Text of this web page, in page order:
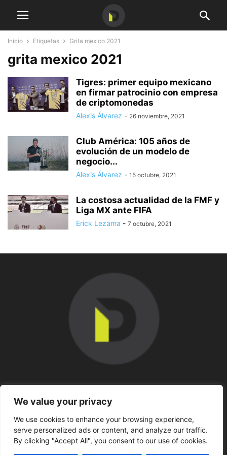
We value your privacy
We use cookies to enhance your browsing experience,
serve personalized ads or content, and analyze our traffic.
By clicking "Accept All", you consent to our use of cookies.
Inicio Etiquetas Grita mexico 2021
grita mexico 2021
Tigres: primer equipo mexicano
en firmar patrocinio con empresa
de criptomonedas
Alexis Álvarez - 26 noviembre, 2021
Club América: 105 años de
evolución de un modelo de
negocio...
Alexis Álvarez - 15 octubre, 2021
La costosa actualidad de la FMF y
Liga MX ante FIFA
Erick Lezama - 7 octubre, 2021
SÍGUENOS